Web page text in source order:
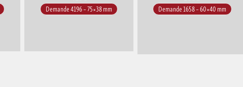
Demande 4196 – 75×38 mm Demande 1658 – 60×40 mm